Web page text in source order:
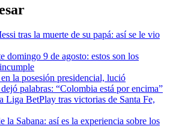
tras la muerte de su papá: así se le vio
domingo 9 de agosto: estos son los
la posesión presidencial, lució
palabras: “Colombia está por encima”
Liga BetPlay tras victorias de Santa Fe,
la Sabana: así es la experiencia sobre los